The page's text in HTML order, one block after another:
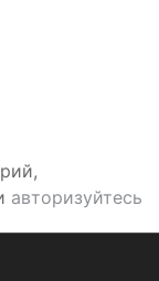
авторизуйтесь